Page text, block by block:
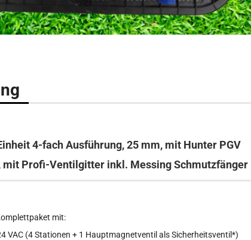
4-fach Ausführung, 25 mm, mit Hunter PGV
mit Profi-Ventilgitter inkl. Messing Schmutzfänger
mit:
VAC (4 Stationen + 1 Hauptmagnetventil als Sicherheitsventil*)